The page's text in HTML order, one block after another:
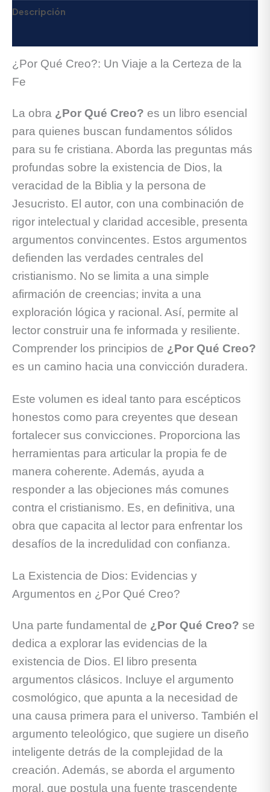
Descripción
¿Por Qué Creo?: Un Viaje a la Certeza de la
Fe
La obra ¿Por Qué Creo? es un libro esencial
para quienes buscan fundamentos sólidos
para su fe cristiana. Aborda las preguntas más
profundas sobre la existencia de Dios, la
veracidad de la Biblia y la persona de
Jesucristo. El autor, con una combinación de
rigor intelectual y claridad accesible, presenta
argumentos convincentes. Estos argumentos
defienden las verdades centrales del
cristianismo. No se limita a una simple
afirmación de creencias; invita a una
exploración lógica y racional. Así, permite al
lector construir una fe informada y resiliente.
Comprender los principios de ¿Por Qué Creo?
es un camino hacia una convicción duradera.
Este volumen es ideal tanto para escépticos
honestos como para creyentes que desean
fortalecer sus convicciones. Proporciona las
herramientas para articular la propia fe de
manera coherente. Además, ayuda a
responder a las objeciones más comunes
contra el cristianismo. Es, en definitiva, una
obra que capacita al lector para enfrentar los
desafíos de la incredulidad con confianza.
La Existencia de Dios: Evidencias y
Argumentos en ¿Por Qué Creo?
Una parte fundamental de ¿Por Qué Creo? se
dedica a explorar las evidencias de la
existencia de Dios. El libro presenta
argumentos clásicos. Incluye el argumento
cosmológico, que apunta a la necesidad de
una causa primera para el universo. También el
argumento teleológico, que sugiere un diseño
inteligente detrás de la complejidad de la
creación. Además, se aborda el argumento
moral, que postula una fuente trascendente